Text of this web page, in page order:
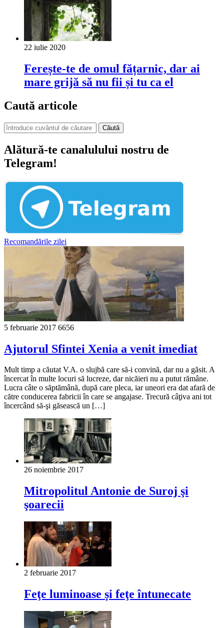
22 iulie 2020
Ferește-te de omul fățarnic, dar ai
mare grijă să nu fii și tu ca el
Caută articole
Căută
Alătură-te canalulului nostru de
Telegram!
Recomandările zilei
5 februarie 2017 6656
Ajutorul Sfintei Xenia a venit imediat
Mult timp a căutat V.A. o slujbă care să-i convină, dar nu a găsit. A
încercat în multe locuri să lucreze, dar nicăieri nu a putut rămâne.
Lucra câte o săptămână, după care pleca, iar uneori era dat afară de
către conducerea fabricii în care se angajase. Trecură câţiva ani tot
încercând să-şi găsească un […]
26 noiembrie 2017
Mitropolitul Antonie de Suroj şi
şoarecii
2 februarie 2017
Feţe luminoase și feţe întunecate